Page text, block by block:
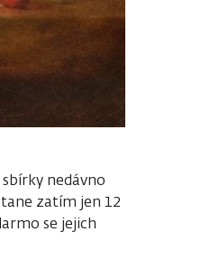
nedávno
zatím jen 12
se jejich